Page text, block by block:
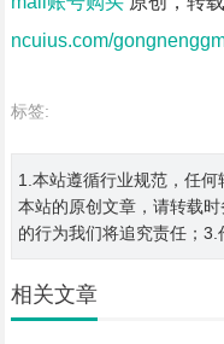
ncuius.com/
标签:
1.本站遵循行业规范，任何
本站的原创文章，请转载
的行为我们将追究责任；3.
相关文章